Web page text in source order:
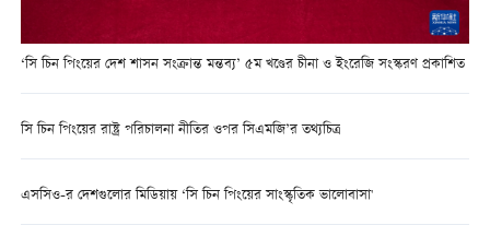
‘সি চিন পিংয়ের দেশ শাসন সংক্রান্ত মন্তব্য’ ৫ম খণ্ডের চীনা ও ইংরেজি সংস্করণ প্রকাশিত
সি চিন পিংয়ের রাষ্ট্র পরিচালনা নীতির ওপর সিএমজি’র তথ্যচিত্র
এসসিও-র দেশগুলোর মিডিয়ায় ‘সি চিন পিংয়ের সাংস্কৃতিক ভালোবাসা'